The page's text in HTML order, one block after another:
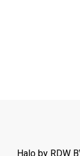
Halo by RDW